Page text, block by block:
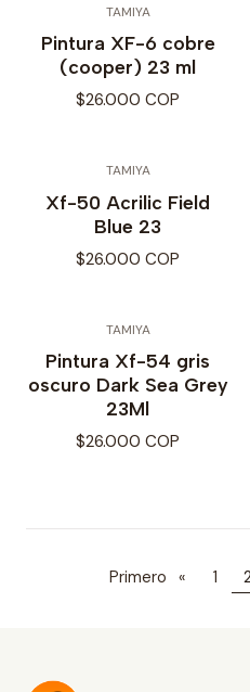
TAMIYA
Pintura XF-6 cobre
(cooper) 23 ml
$26.000 COP
TAMIYA
Xf-50 Acrilic Field
Blue 23
$26.000 COP
TAMIYA
Pintura Xf-54 gris
oscuro Dark Sea Grey
23Ml
$26.000 COP
Primero « 1